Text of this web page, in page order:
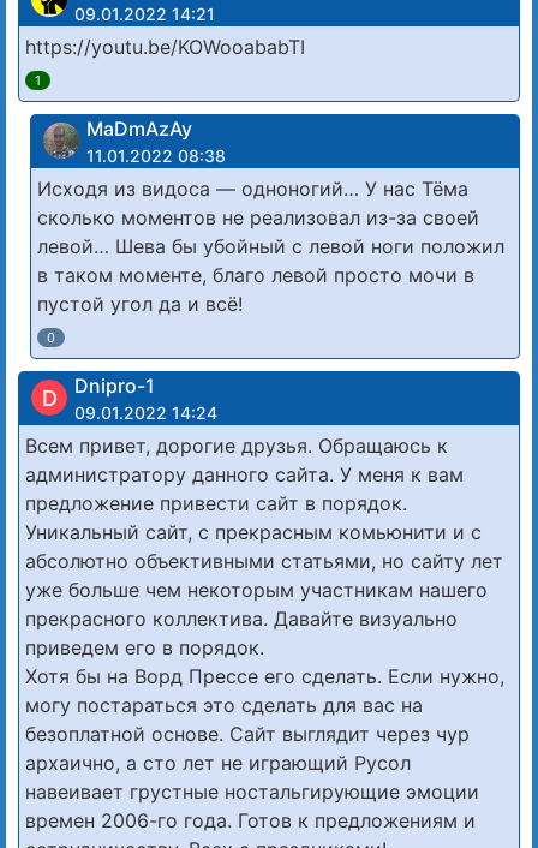
09.01.2022 14:21
https://youtu.be/KOWooababTI
1
MaDmAzAy
11.01.2022 08:38
Исходя из видоса — одноногий… У нас Тёма
сколько моментов не реализовал из-за своей
левой… Шева бы убойный с левой ноги положил
в таком моменте, благо левой просто мочи в
пустой угол да и всё!
0
D Dnipro-1
09.01.2022 14:24
Всем привет, дорогие друзья. Обращаюсь к
администратору данного сайта. У меня к вам
предложение привести сайт в порядок.
Уникальный сайт, с прекрасным комьюнити и с
абсолютно объективными статьями, но сайту лет
уже больше чем некоторым участникам нашего
прекрасного коллектива. Давайте визуально
приведем его в порядок.
Хотя бы на Ворд Прессе его сделать. Если нужно,
могу постараться это сделать для вас на
безоплатной основе. Сайт выглядит через чур
архаично, а сто лет не играющий Русол
навеивает грустные ностальгирующие эмоции
времен 2006-го года. Готов к предложениям и